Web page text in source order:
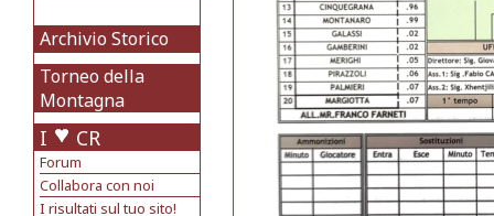
Archivio Storico
Torneo della
Montagna
I CR
Forum
Collabora con noi
I risultati sul tuo sito!